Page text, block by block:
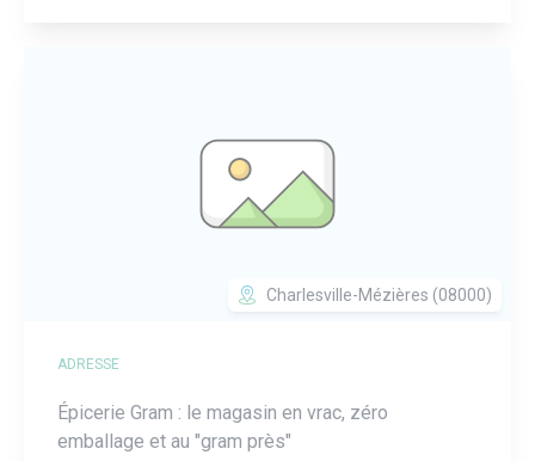
Charlesville-Mézières (08000)
ADRESSE
Épicerie Gram : le magasin en vrac, zéro
emballage et au "gram près"